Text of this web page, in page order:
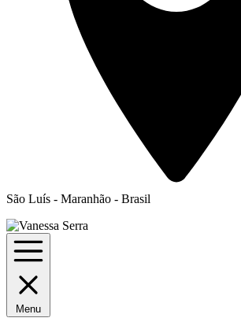
São Luís - Maranhão - Brasil
Menu